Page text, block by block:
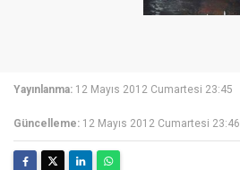
Yayınlanma: 12 Mayıs 2012 Cumartesi 23:45
Güncelleme: 12 Mayıs 2012 Cumartesi 23:46